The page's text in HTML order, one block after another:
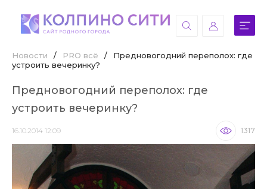
Новости / PRO всё /
Предновогодний переполох: где
устроить вечеринку?
Предновогодний переполох: где
устроить вечеринку?
16.10.2014 12:09 1317